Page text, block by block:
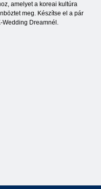
amelyet a koreai kultúra
meg. Készítse el a pár
Wedding Dreamnél.